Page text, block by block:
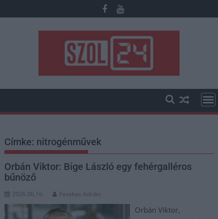
to
Címke: nitrogénművek
Orbán Viktor: Bige László egy fehérgalléros
bűnöző
2026.06.16. Fazekas Adrián
Orbán Viktor,